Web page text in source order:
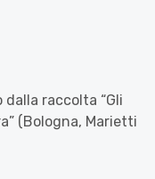
raccolta “Gli
(Bologna, Marietti